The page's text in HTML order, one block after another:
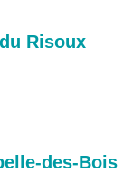
Risoux
des-Bois